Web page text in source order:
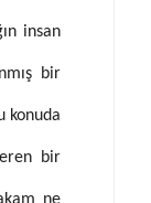
insan
bir
konuda
bir